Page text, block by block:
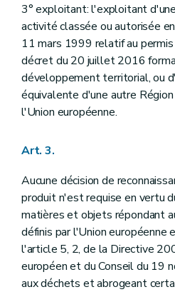
3° exploitant: l'exploitant
activité classée ou autorisée
11 mars 1999 relatif au
décret du 20 juillet 2016
développement territorial, ou
équivalente d'une autre
l'Union européenne.
Art. 3.
Aucune décision de
produit n'est requise en vertu
matières et objets répondant
définis par l'Union européenne
l'article 5, 2, de la Directive
européen et du Conseil du 19
aux déchets et abrogeant